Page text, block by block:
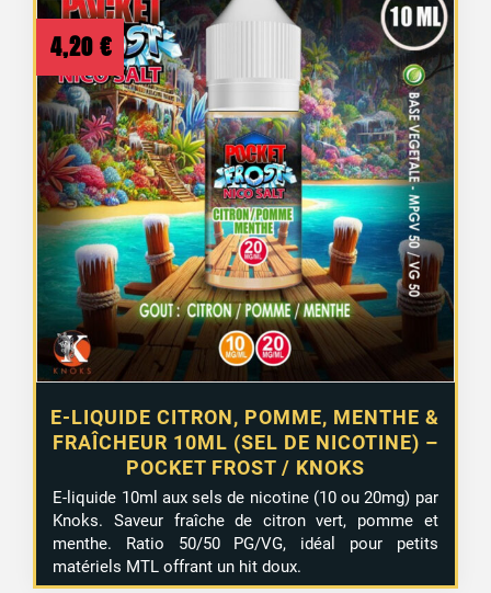
E-LIQUIDE CITRON, POMME, MENTHE &
FRAÎCHEUR 10ML (SEL DE NICOTINE) –
POCKET FROST / KNOKS
4,20 €
E-liquide 10ml aux sels de nicotine (10 ou 20mg) par
Knoks. Saveur fraîche de citron vert, pomme et
menthe. Ratio 50/50 PG/VG, idéal pour petits
matériels MTL offrant un hit doux.